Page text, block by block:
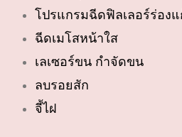
โปรแกรมฉีดฟิลเลอร์ร่อง
ฉีดเมโสหน้าใส
เลเซอร์ขน กำจัดขน
ลบรอยสัก
จี้ไฝ